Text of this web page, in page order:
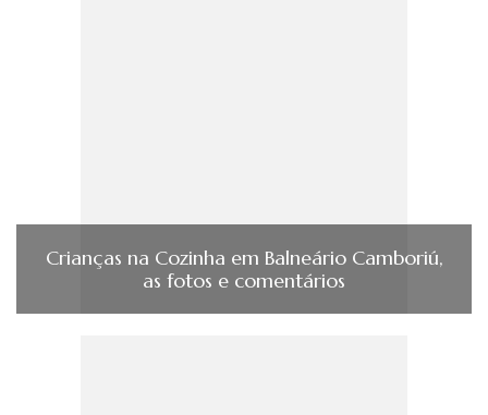
Crianças na Cozinha em Balneário Camboriú,
as fotos e comentários